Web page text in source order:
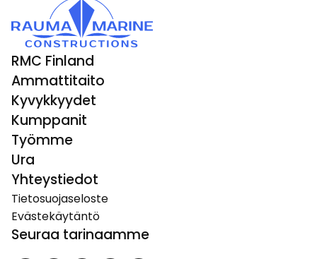
RMC Finland
Ammattitaito
Kyvykkyydet
Kumppanit
Työmme
Ura
Yhteystiedot
Tietosuojaseloste
Evästekäytäntö
Seuraa tarinaamme